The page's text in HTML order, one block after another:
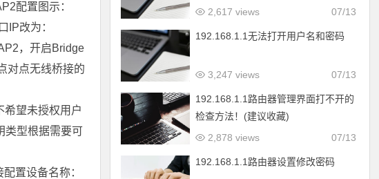
配置图示：
IP改为：
，开启Bridge
对点无线桥接的
希望未授权用户
类型根据需要可
置设备名称：
07/13
2,617 views
192.168.1.1无法打开用户名和密码
07/13
3,247 views
192.168.1.1路由器管理界面打不开的
检查方法！(建议收藏)
07/13
2,878 views
192.168.1.1路由器设置修改密码